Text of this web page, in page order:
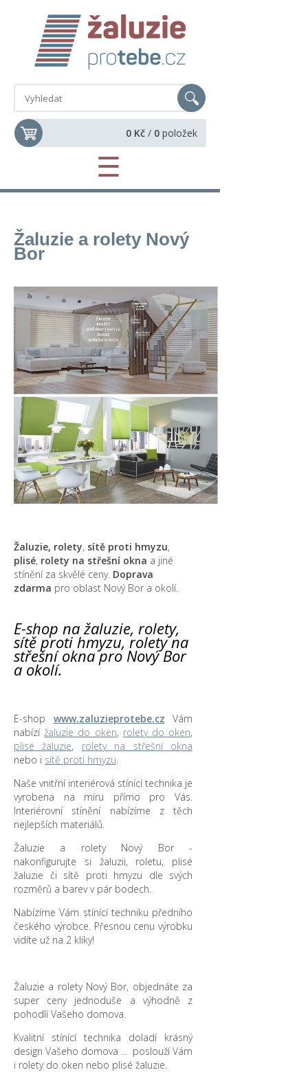
0 Kč / 0 položek
☰
Žaluzie a rolety Nový
Bor
Žaluzie, rolety, sítě proti hmyzu,
plisé, rolety na střešní okna a jiné
stínění za skvělé ceny. Doprava
zdarma pro oblast Nový Bor a okolí.
E-shop na žaluzie, rolety,
sítě proti hmyzu, rolety na
střešní okna pro Nový Bor
a okolí.
E-shop www.zaluzieprotebe.cz Vám
nabízížaluzie do oken, rolety do oken,
plisé žaluzie, rolety na střešní okna
nebo i sítě proti hmyzu.
Naše vnitřní interiérová stínící technika je
vyrobena na míru přímo pro Vás.
Interiérovní stínění nabízíme z těch
nejlepších materiálů.
Žaluzie a rolety Nový Bor -
nakonfigurujte si žaluzii, roletu, plisé
žaluzie či sítě proti hmyzu dle svých
rozměrů a barev v pár bodech.
Nabízíme Vám stínící techniku předního
českého výrobce. Přesnou cenu výrobku
vidíte už na 2 kliky!
Žaluzie a rolety Nový Bor, objednáte za
super ceny jednoduše a výhodně z
pohodlí Vašeho domova.
Kvalitní stínící technika doladí krásný
design Vašeho domova ... poslouží Vám
i rolety do oken nebo plisé žaluzie.